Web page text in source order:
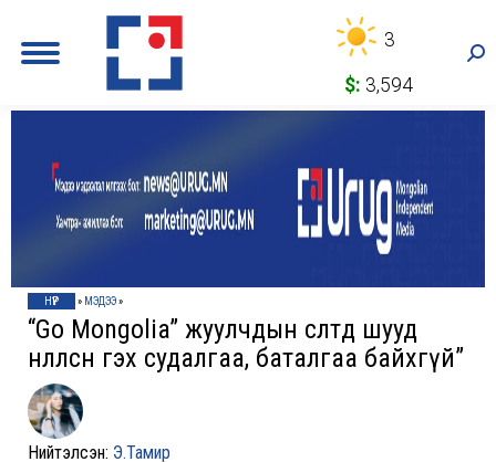
3
$: 3,594
НҮҮР » МЭДЭЭ»
“Go Mongolia” жуулчдын өсөлтөд шууд
нөлөөлсөн гэх судалгаа, баталгаа байхгүй”
Нийтэлсэн: Э.Тамир